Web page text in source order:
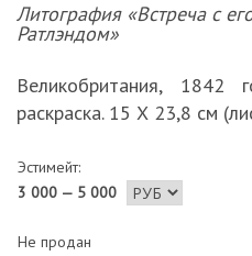
Литография «Встреча с
Ратлэндом»
Великобритания, 1842
раскраска. 15 Х 23,8 см
Эстимейт:
3 000 — 5 000
Не продан